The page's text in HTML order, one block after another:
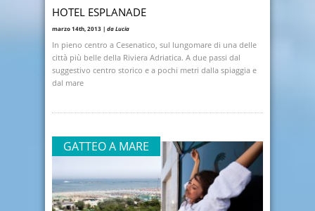
HOTEL ESPLANADE
marzo 14th, 2013 | da Lucia
In pieno centro a Cesenatico, sul lungomare di una delle
città più belle della Riviera Adriatica. A due passi dal
suggestivo centro storico e a pochi metri dalla spiaggia e
dal mare
GATTEO A MARE